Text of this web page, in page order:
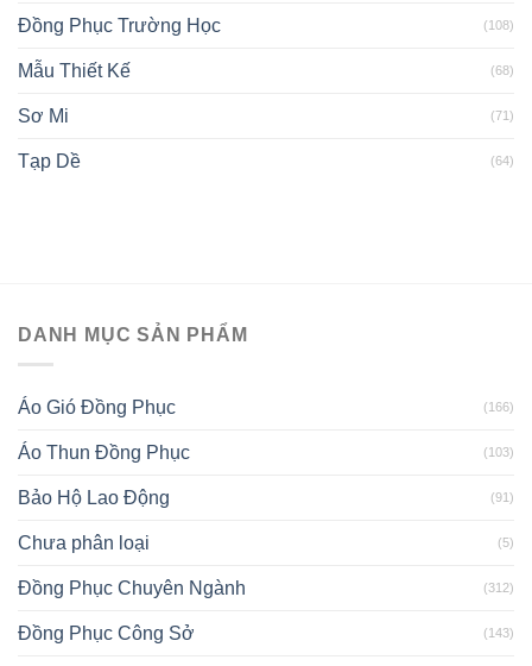
Đồng Phục Trường Học (108)
Mẫu Thiết Kế (68)
Sơ Mi (71)
Tạp Dề (64)
DANH MỤC SẢN PHẨM
Áo Gió Đồng Phục (166)
Áo Thun Đồng Phục (103)
Bảo Hộ Lao Động (91)
Chưa phân loại (5)
Đồng Phục Chuyên Ngành (312)
Đồng Phục Công Sở (143)